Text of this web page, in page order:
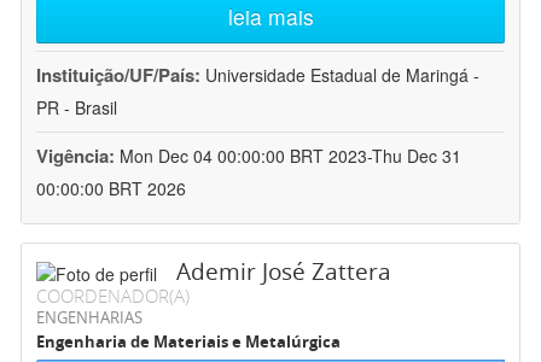
leia mais
Instituição/UF/País: Universidade Estadual de Maringá -
PR - Brasil
Vigência: Mon Dec 04 00:00:00 BRT 2023-Thu Dec 31
00:00:00 BRT 2026
Ademir José Zattera
COORDENADOR(A)
ENGENHARIAS
Engenharia de Materiais e Metalúrgica